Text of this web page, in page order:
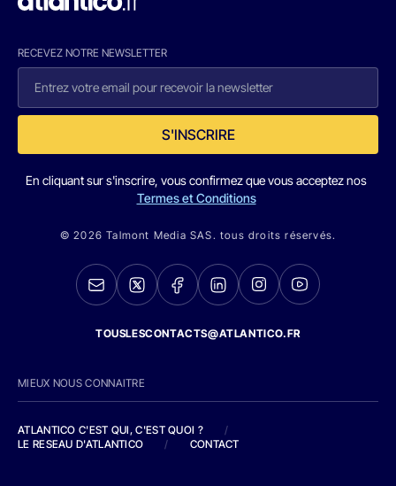
RECEVEZ NOTRE NEWSLETTER
S'INSCRIRE
En cliquant sur s'inscrire, vous confirmez que vous acceptez nos
Termes et Conditions
© 2026 Talmont Media SAS. tous droits réservés.
TOUSLESCONTACTS@ATLANTICO.FR
MIEUX NOUS CONNAITRE
ATLANTICO C'EST QUI, C'EST QUOI ?
/
LE RESEAU D'ATLANTICO
/ CONTACT